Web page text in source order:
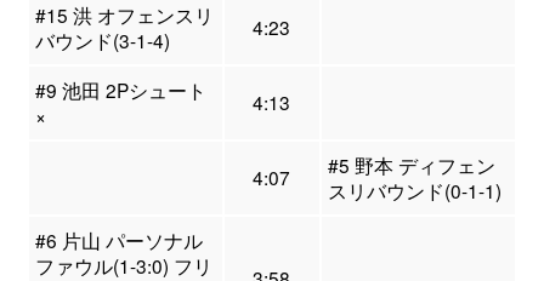
#15 洪 オフェンスリ
バウンド(3-1-4)
4:23
#9 池田 2Pシュート
×
4:13
4:07
#5 野本 ディフェン
スリバウンド(0-1-1)
#6 片山 パーソナル
ファウル(1-3:0) フリ